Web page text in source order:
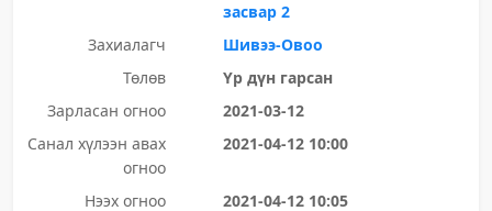
засвар 2
Захиалагч
Шивээ-Овоо
Төлөв
Үр дүн гарсан
Зарласан огноо
2021-03-12
Санал хүлээн авах
огноо
2021-04-12 10:00
Нээх огноо
2021-04-12 10:05